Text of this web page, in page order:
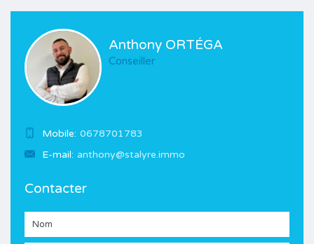
Anthony ORTÉGA
Conseiller
Mobile: 0678701783
E-mail: anthony@stalyre.immo
Contacter